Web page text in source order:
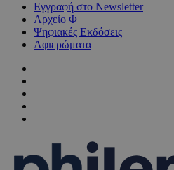
Εγγραφή στο Newsletter
Αρχείο Φ
Ψηφιακές Εκδόσεις
Αφιερώματα